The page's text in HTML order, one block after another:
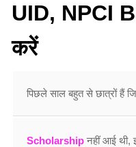
UID, NPCI
करें
पिछले साल बहुत से छात्रों हैं
Scholarship नहीं आई थी,